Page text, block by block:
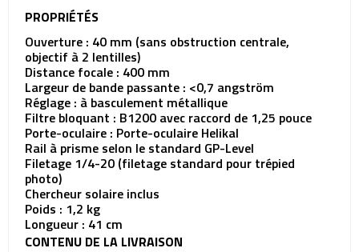
PROPRIÉTÉS
Ouverture : 40 mm (sans obstruction centrale,
objectif à 2 lentilles)
Distance focale : 400 mm
Largeur de bande passante : <0,7 angström
Réglage : à basculement métallique
Filtre bloquant : B1200 avec raccord de 1,25 pouce
Porte-oculaire : Porte-oculaire Helikal
Rail à prisme selon le standard GP-Level
Filetage 1/4-20 (filetage standard pour trépied
photo)
Chercheur solaire inclus
Poids : 1,2 kg
Longueur : 41 cm
CONTENU DE LA LIVRAISON